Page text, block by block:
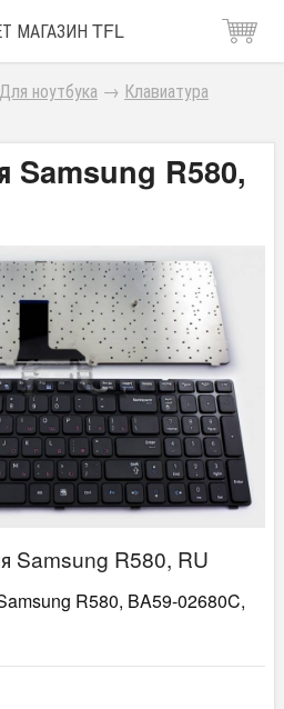
МАГАЗИН TFL
Для ноутбука → Клавиатура
Samsung R580,
Samsung R580, RU
Samsung R580, BA59-02680C,